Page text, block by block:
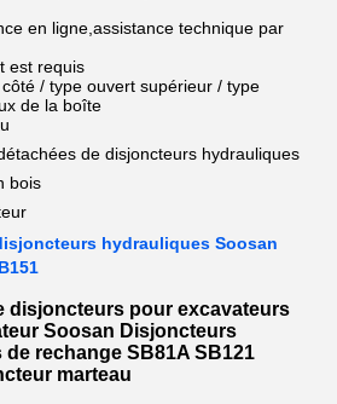
en ligne,assistance technique par
est requis
/ type ouvert supérieur / type
de la boîte
de disjoncteurs hydrauliques
bois
hydrauliques Soosan
disjoncteurs pour excavateurs
Soosan Disjoncteurs
rechange SB81A SB121
marteau